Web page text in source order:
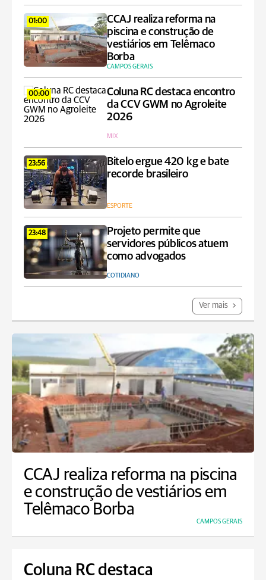
01:00
CCAJ realiza reforma na
piscina e construção de
vestiários em Telêmaco
Borba
CAMPOS GERAIS
00:00
Coluna RC destaca encontro
da CCV GWM no Agroleite
2026
MIX
23:56
Bitelo ergue 420 kg e bate
recorde brasileiro
ESPORTE
23:48
Projeto permite que
servidores públicos atuem
como advogados
COTIDIANO
Ver mais
CCAJ realiza reforma na piscina
e construção de vestiários em
Telêmaco Borba
CAMPOS GERAIS
Coluna RC destaca